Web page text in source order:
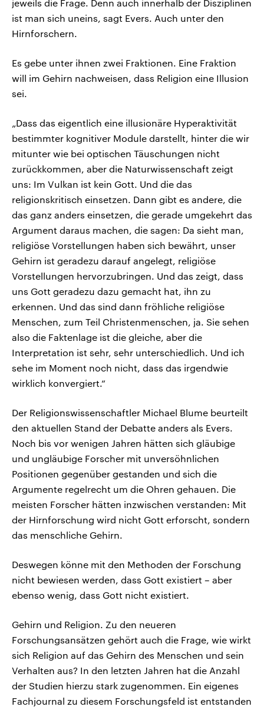
jeweils die Frage. Denn auch innerhalb der Disziplinen
ist man sich uneins, sagt Evers. Auch unter den
Hirnforschern.
Es gebe unter ihnen zwei Fraktionen. Eine Fraktion
will im Gehirn nachweisen, dass Religion eine Illusion
sei.
„Dass das eigentlich eine illusionäre Hyperaktivität
bestimmter kognitiver Module darstellt, hinter die wir
mitunter wie bei optischen Täuschungen nicht
zurückkommen, aber die Naturwissenschaft zeigt
uns: Im Vulkan ist kein Gott. Und die das
religionskritisch einsetzen. Dann gibt es andere, die
das ganz anders einsetzen, die gerade umgekehrt das
Argument daraus machen, die sagen: Da sieht man,
religiöse Vorstellungen haben sich bewährt, unser
Gehirn ist geradezu darauf angelegt, religiöse
Vorstellungen hervorzubringen. Und das zeigt, dass
uns Gott geradezu dazu gemacht hat, ihn zu
erkennen. Und das sind dann fröhliche religiöse
Menschen, zum Teil Christenmenschen, ja. Sie sehen
also die Faktenlage ist die gleiche, aber die
Interpretation ist sehr, sehr unterschiedlich. Und ich
sehe im Moment noch nicht, dass das irgendwie
wirklich konvergiert.“
Der Religionswissenschaftler Michael Blume beurteilt
den aktuellen Stand der Debatte anders als Evers.
Noch bis vor wenigen Jahren hätten sich gläubige
und ungläubige Forscher mit unversöhnlichen
Positionen gegenüber gestanden und sich die
Argumente regelrecht um die Ohren gehauen. Die
meisten Forscher hätten inzwischen verstanden: Mit
der Hirnforschung wird nicht Gott erforscht, sondern
das menschliche Gehirn.
Deswegen könne mit den Methoden der Forschung
nicht bewiesen werden, dass Gott existiert – aber
ebenso wenig, dass Gott nicht existiert.
Gehirn und Religion. Zu den neueren
Forschungsansätzen gehört auch die Frage, wie wirkt
sich Religion auf das Gehirn des Menschen und sein
Verhalten aus? In den letzten Jahren hat die Anzahl
der Studien hierzu stark zugenommen. Ein eigenes
Fachjournal zu diesem Forschungsfeld ist entstanden